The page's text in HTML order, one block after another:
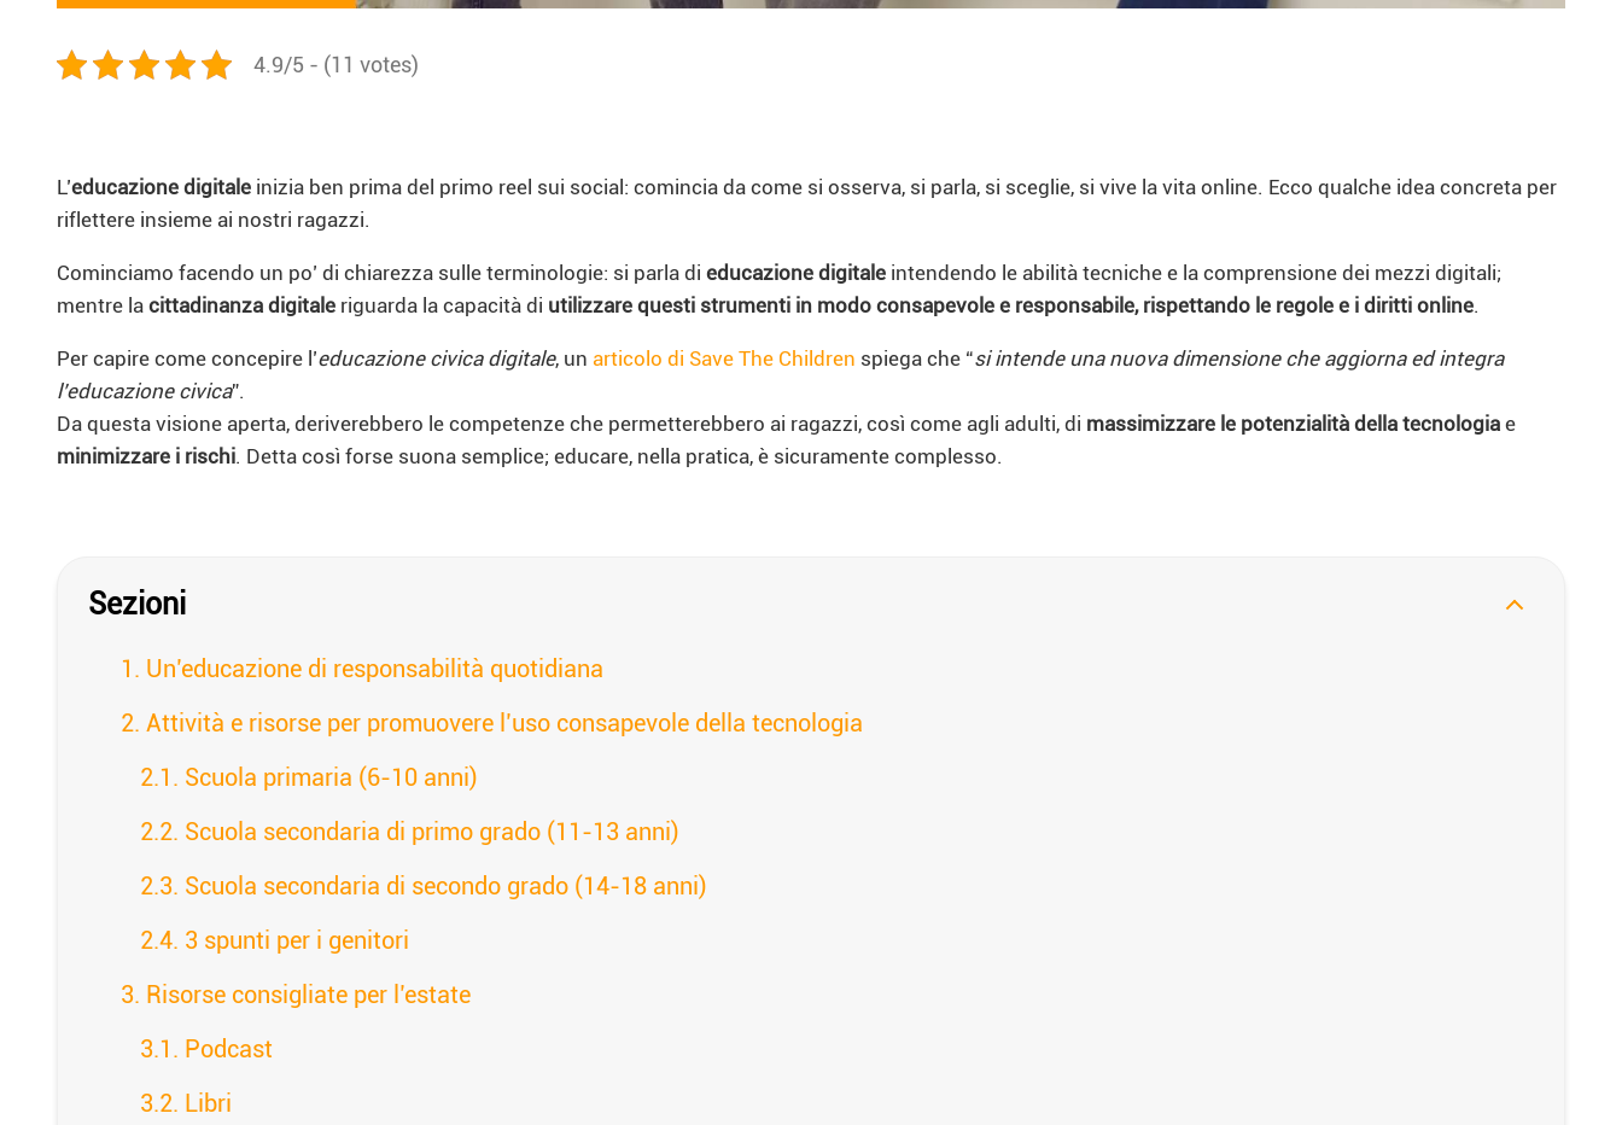
4.9/5 - (11 votes)
L’educazione digitale inizia ben prima del primo reel sui social: comincia da come si osserva, si parla, si sceglie, si vive la vita online. Ecco qualche idea concreta per
riflettere insieme ai nostri ragazzi.
Cominciamo facendo un po’ di chiarezza sulle terminologie: si parla di educazione digitale intendendo le abilità tecniche e la comprensione dei mezzi digitali;
mentre la cittadinanza digitale riguarda la capacità di utilizzare questi strumenti in modo consapevole e responsabile, rispettando le regole e i diritti online.
Per capire come concepire l’educazione civica digitale, un articolo di Save The Children spiega che “si intende una nuova dimensione che aggiorna ed integra
l’educazione civica”.
Da questa visione aperta, deriverebbero le competenze che permetterebbero ai ragazzi, così come agli adulti, di massimizzare le potenzialità della tecnologia e
minimizzare i rischi. Detta così forse suona semplice; educare, nella pratica, è sicuramente complesso.
Sezioni
Un’educazione di responsabilità quotidiana
Attività e risorse per promuovere l’uso consapevole della tecnologia
Scuola primaria (6-10 anni)
Scuola secondaria di primo grado (11-13 anni)
Scuola secondaria di secondo grado (14-18 anni)
3 spunti per i genitori
Risorse consigliate per l’estate
Podcast
Libri